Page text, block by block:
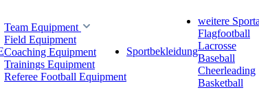
Team Equipment
Field Equipment
Coaching Equipment
Trainings Equipment
Referee Football Equipment
Sportbekleidung
weitere
Flagfootball
Lacrosse
Baseball
Cheerleading
Basketball